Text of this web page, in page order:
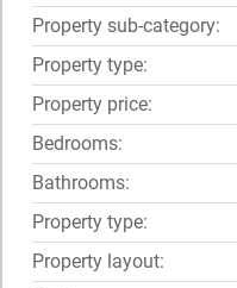
Property sub-category:
Property type:
Property price:
Bedrooms:
Bathrooms:
Property type:
Property layout: